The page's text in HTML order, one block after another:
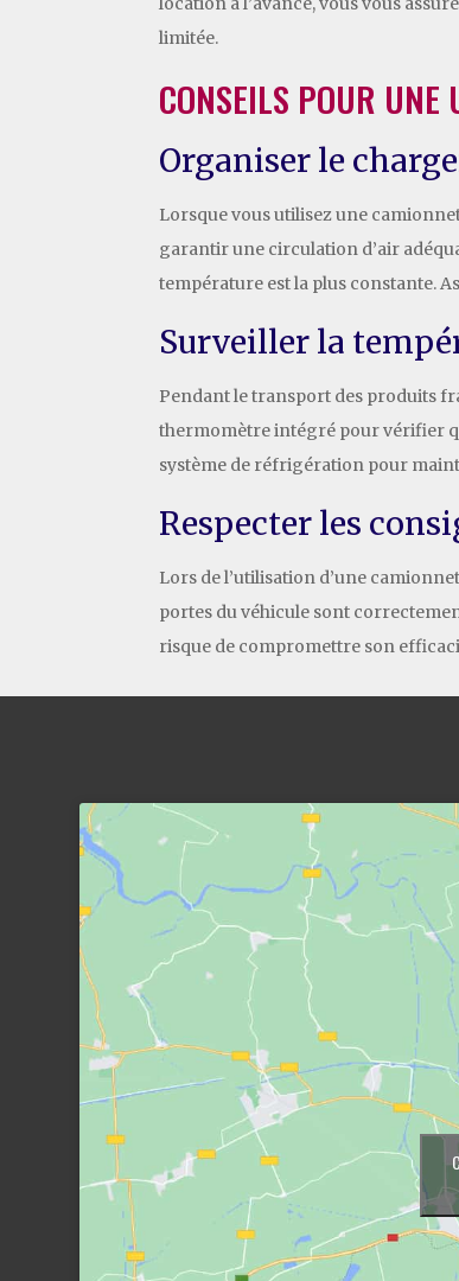
limitée.
CONSEILS POUR
Organiser le
Lorsque vous utilisez une
garantir une circulation d’air
température est la plus constante.
Surveiller la
Pendant le transport des produits
thermomètre intégré pour vérifier
système de réfrigération pour
Respecter les
Lors de l’utilisation d’une
portes du véhicule sont
risque de compromettre son